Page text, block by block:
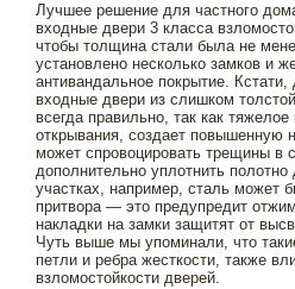
Лучшее решение для частного
входные двери 3 класса
чтобы толщина стали была не
установлено несколько замков и
антивандальное покрытие.
входные двери из слишком
всегда правильно, так как
открывания, создает повышенную
может спровоцировать трещины в
дополнительно уплотнить полотно
участках, например, сталь может
притвора — это предупредит
накладки на замки защитят от
Чуть выше мы упоминали, что
петли и ребра жесткости, также
взломостойкости дверей.